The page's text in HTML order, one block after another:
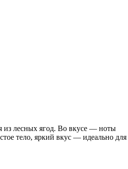
из лесных ягод. Во вкусе — ноты
тело, яркий вкус — идеально для